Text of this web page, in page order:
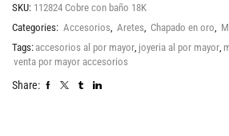
SKU: 112824 Cobre con baño 18K
Categories: Accesorios Aretes Chapado en oro
Tags: accesorios al por mayor joyeria al por mayor
venta por mayor accesorios
Share: